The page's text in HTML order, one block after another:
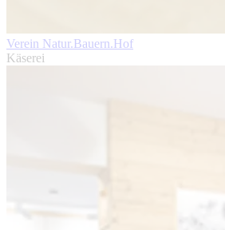
Verein Natur.Bauern.Hof
Käserei